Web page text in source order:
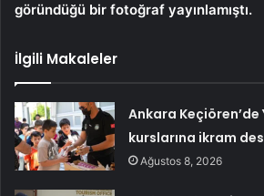
göründüğü bir fotoğraf yayınlamıştı.
İlgili Makaleler
Ankara Keçiören’de
kurslarına ikram
Ağustos 8, 2026